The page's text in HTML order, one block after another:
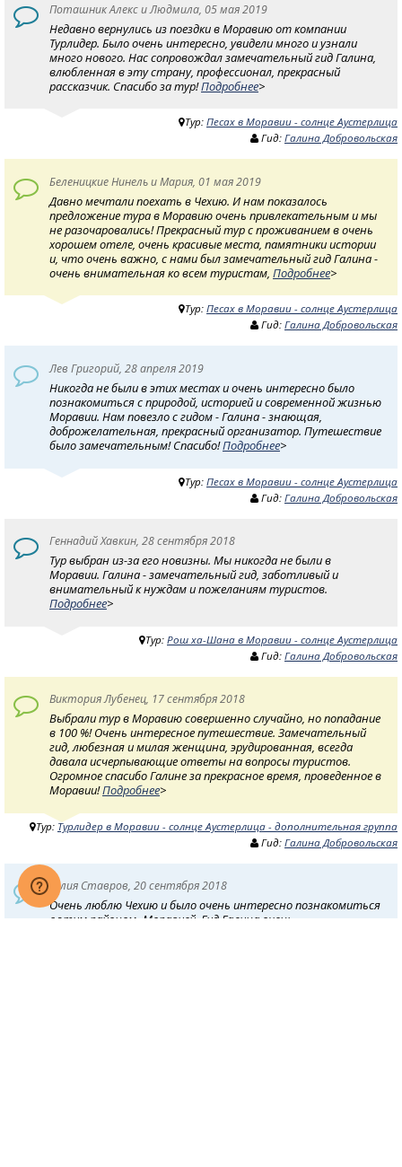
Поташник Алекс и Людмила, 05 мая 2019
Недавно вернулись из поездки в Моравию от компании
Турлидер. Было очень интересно, увидели много и узнали
много нового. Нас сопровождал замечательный гид Галина,
влюбленная в эту страну, профессионал, прекрасный
рассказчик. Спасибо за тур!Подробнее>
Тур: Песах в Моравии - солнце Аустерлица
Гид: Галина Добровольская
Беленицкие Нинель и Мария, 01 мая 2019
Давно мечтали поехать в Чехию. И нам показалось
предложение тура в Моравию очень привлекательным и мы
не разочаровались! Прекрасный тур с проживанием в очень
хорошем отеле, очень красивые места, памятники истории
и, что очень важно, с нами был замечательный гид Галина -
очень внимательная ко всем туристам, Подробнее>
Тур: Песах в Моравии - солнце Аустерлица
Гид: Галина Добровольская
Лев Григорий, 28 апреля 2019
Никогда не были в этих местах и очень интересно было
познакомиться с природой, историей и современной жизнью
Моравии. Нам повезло с гидом - Галина - знающая,
доброжелательная, прекрасный организатор. Путешествие
было замечательным! Спасибо!Подробнее>
Тур: Песах в Моравии - солнце Аустерлица
Гид: Галина Добровольская
Геннадий Хавкин, 28 сентября 2018
Тур выбран из-за его новизны. Мы никогда не были в
Моравии. Галина - замечательный гид, заботливый и
внимательный к нуждам и пожеланиям туристов.
Подробнее>
Тур: Рош ха-Шана в Моравии - солнце Аустерлица
Гид: Галина Добровольская
Виктория Лубенец, 17 сентября 2018
Выбрали тур в Моравию совершенно случайно, но попадание
в 100 %! Очень интересное путешествие. Замечательный
гид, любезная и милая женщина, эрудированная, всегда
давала исчерпывающие ответы на вопросы туристов.
Огромное спасибо Галине за прекрасное время, проведенное в
Моравии!Подробнее>
Тур: Турлидер в Моравии - солнце Аустерлица - дополнительная группа
Гид: Галина Добровольская
Юлия Ставров, 20 сентября 2018
Очень люблю Чехию и было очень интересно познакомиться
с этим районом -Моравией. Гид Галина очень